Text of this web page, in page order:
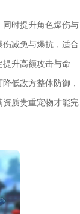
时提升角色爆伤与
减免与爆抗，适合
升高额攻击与命
低敌方整体防御，
质贵重宠物才能完